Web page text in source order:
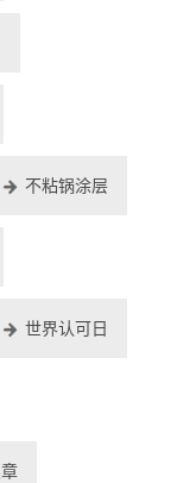
不粘锅涂层
世界认可日